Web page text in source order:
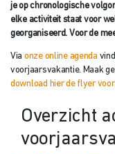
je op chronologische
elke activiteit staat voor
georganiseerd. Voor de
Via onze online agenda
voorjaarsvakantie. Maak
download hier de flyer
Overzicht